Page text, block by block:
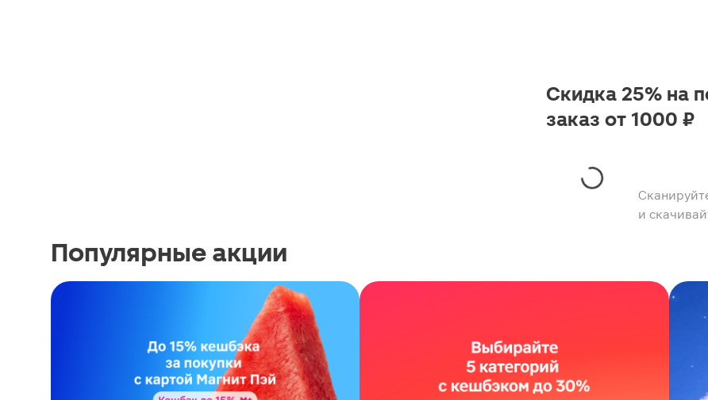
и
Скидка 25% на
заказ от 1000 ₽
Популярные акции